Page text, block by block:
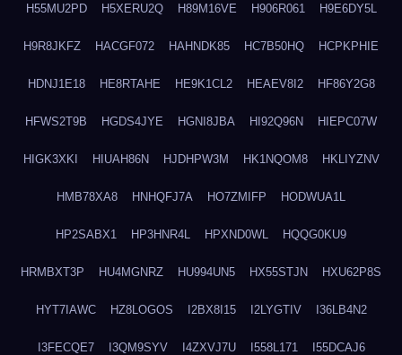
H55MU2PD H5XERU2Q H89M16VE H906R061 H9E6DY5L
H9R8JKFZ HACGF072 HAHNDK85 HC7B50HQ HCPKPHIE
HDNJ1E18 HE8RTAHE HE9K1CL2 HEAEV8I2 HF86Y2G8
HFWS2T9B HGDS4JYE HGNI8JBA HI92Q96N HIEPC07W
HIGK3XKI HIUAH86N HJDHPW3M HK1NQOM8 HKLIYZNV
HMB78XA8 HNHQFJ7A HO7ZMIFP HODWUA1L
HP2SABX1 HP3HNR4L HPXND0WL HQQG0KU9
HRMBXT3P HU4MGNRZ HU994UN5 HX55STJN HXU62P8S
HYT7IAWC HZ8LOGOS I2BX8I15 I2LYGTIV I36LB4N2
I3FECQE7 I3QM9SYV I4ZXVJ7U I558L171 I55DCAJ6